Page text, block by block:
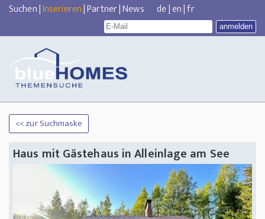
Suchen|Inserieren|Partner|News de|en|fr
<< zur Suchmaske
Haus mit Gästehaus in Alleinlage am See